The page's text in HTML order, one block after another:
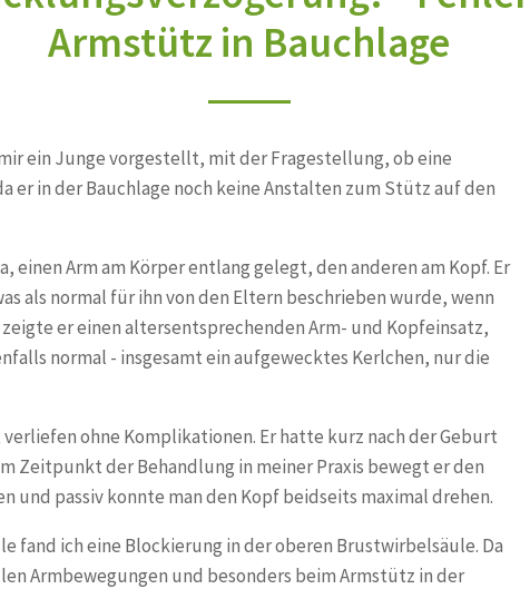
Armstütz in Bauchlage
ein Junge vorgestellt, mit der Fragestellung, ob eine
er in der Bauchlage noch keine Anstalten zum Stütz auf den
einen Arm am Körper entlang gelegt, den anderen am Kopf. Er
als normal für ihn von den Eltern beschrieben wurde, wenn
er einen altersentsprechenden Arm- und Kopfeinsatz,
normal - insgesamt ein aufgewecktes Kerlchen, nur die
ohne Komplikationen. Er hatte kurz nach der Geburt
Zeitpunkt der Behandlung in meiner Praxis bewegt er den
und passiv konnte man den Kopf beidseits maximal drehen.
fand ich eine Blockierung in der oberen Brustwirbelsäule. Da
Armbewegungen und besonders beim Armstütz in der